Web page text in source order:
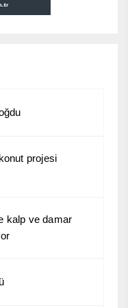
projesi
kalp ve damar